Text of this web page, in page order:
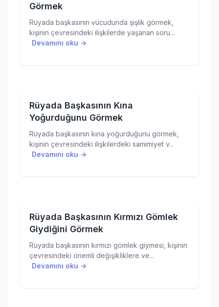
Görmek
Rüyada başkasının vücudunda şişlik görmek,
kişinin çevresindeki ilişkilerde yaşanan soru...
Devamını oku →
Rüyada Başkasının Kına
Yoğurduğunu Görmek
Rüyada başkasının kına yoğurduğunu görmek,
kişinin çevresindeki ilişkilerdeki samimiyet v...
Devamını oku →
Rüyada Başkasının Kırmızı Gömlek
Giydiğini Görmek
Rüyada başkasının kırmızı gömlek giymesi, kişinin
çevresindeki önemli değişikliklere ve...
Devamını oku →